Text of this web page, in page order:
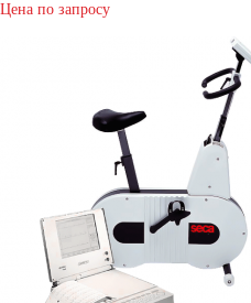
Цена по запросу